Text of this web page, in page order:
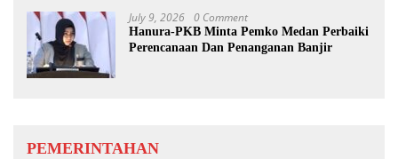
July 9, 2026 0 Comment
Hanura-PKB Minta Pemko Medan Perbaiki
Perencanaan Dan Penanganan Banjir
PEMERINTAHAN